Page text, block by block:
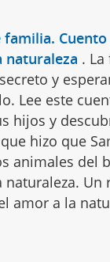
familia.
naturaleza . La
y
Lee este
hijos y
hizo que
animales del
naturaleza. Un
amor a la